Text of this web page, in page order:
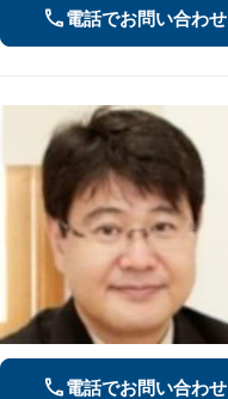
電話でお問い合わせ
電話でお問い合わせ